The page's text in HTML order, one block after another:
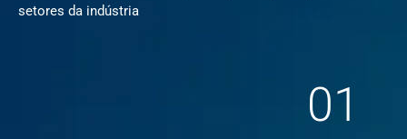
setores da indústria
01